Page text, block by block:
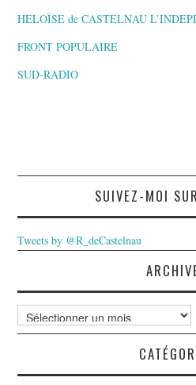
HELOÏSE de CASTELNAU
FRONT POPULAIRE
SUD-RADIO
SUIVEZ-MOI
Tweets by @R_deCastelnau
Archives